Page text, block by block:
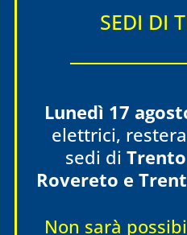
SEDI DI
Lunedì 17
elettrici,
sedi di
Rovereto e
Non sarà